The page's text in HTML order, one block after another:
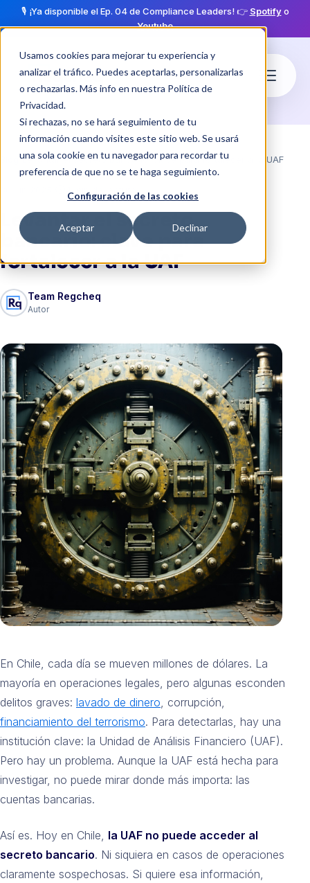
Usamos cookies para mejorar tu experiencia y
analizar el tráfico. Puedes aceptarlas, personalizarlas
o rechazarlas. Más info en nuestra Política de
Privacidad.
Si rechazas, no se hará seguimiento de tu
información cuando visites este sitio web. Se usará
una sola cookie en tu navegador para recordar tu
preferencia de que no se te haga seguimiento.
Configuración de las cookies
Aceptar Declinar
🎙️ ¡Ya disponible el Ep. 04 de Compliance Leaders! 👉 Spotifyo
Youtube
Levantar el secreto bancario: clave para fortalecer a la UAF
Levantar el secreto
bancario: clave para
fortalecer a la UAF
Team Regcheq
Autor
En Chile, cada día se mueven millones de dólares. La
mayoría en operaciones legales, pero algunas esconden
delitos graves: lavado de dinero, corrupción,
financiamiento del terrorismo. Para detectarlas, hay una
institución clave: la Unidad de Análisis Financiero (UAF).
Pero hay un problema. Aunque la UAF está hecha para
investigar, no puede mirar donde más importa: las
cuentas bancarias.
Así es. Hoy en Chile, la UAF no puede acceder al
secreto bancario. Ni siquiera en casos de operaciones
claramente sospechosas. Si quiere esa información,